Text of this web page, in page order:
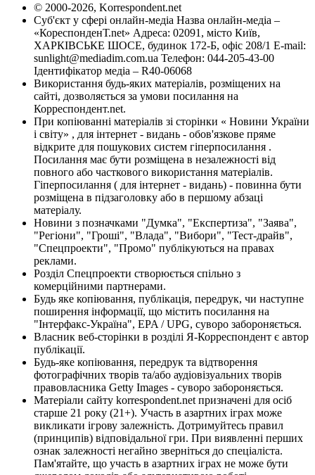
© 2000-2026, Korrespondent.net
Суб'єкт у сфері онлайн-медіа Назва онлайн-медіа –
«КореспонденТ.net» Адреса: 02091, місто Київ,
ХАРКІВСЬКЕ ШОСЕ, будинок 172-Б, офіс 208/1 E-mail:
sunlight@mediadim.com.ua Телефон: 044-205-43-00
Ідентифікатор медіа – R40-06068
Використання будь-яких матеріалів, розміщених на
сайті, дозволяється за умови посилання на
Корреспондент.net.
При копіюванні матеріалів зі сторінки « Новини України
і світу» , для інтернет - видань - обов'язкове пряме
відкрите для пошукових систем гіперпосилання .
Посилання має бути розміщена в незалежності від
повного або часткового використання матеріалів.
Гіперпосилання ( для інтернет - видань) - повинна бути
розміщена в підзаголовку або в першому абзаці
матеріалу.
Новини з позначками "Думка", "Експертиза", "Заява",
"Регіони", "Гроші", "Влада", "Вибори", "Тест-драйв",
"Спецпроекти", "Промо" публікуються на правах
реклами.
Розділ Спецпроекти створюється спільно з
комерційними партнерами.
Будь яке копіювання, публікація, передрук, чи наступне
поширення інформації, що містить посилання на
"Інтерфакс-Україна", EPA / UPG, суворо забороняється.
Власник веб-сторінки в розділі Я-Корреспондент є автор
публікації.
Будь-яке копіювання, передрук та відтворення
фотографічних творів та/або аудіовізуальних творів
правовласника Getty Images - суворо забороняється.
Матеріали сайту korrespondent.net призначені для осіб
старше 21 року (21+). Участь в азартних іграх може
викликати ігрову залежність. Дотримуйтесь правил
(принципів) відповідальної гри. При виявленні перших
ознак залежності негайно зверніться до спеціаліста.
Пам'ятайте, що участь в азартних іграх не може бути